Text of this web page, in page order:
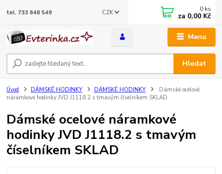
Menu
CZK
Hledat
tel. 733 648 549 0 ks
za 0,00 Kč
Úvod DÁMSKÉ HODINKY DÁMSKÉ HODINKY
Dámské ocelové
náramkové hodinky JVD J1118.2 s tmavým číselníkem SKLAD
Dámské ocelové náramkové
hodinky JVD J1118.2 s tmavým
číselníkem SKLAD